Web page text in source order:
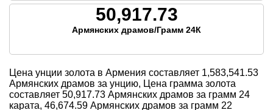
50,917.73
Армянских драмов/Грамм 24К
Цена унции золота в Армения составляет 1,583,541.53
Армянских драмов за унцию, Цена грамма золота
составляет 50,917.73 Армянских драмов за грамм 24
карата, 46,674.59 Армянских драмов за грамм 22